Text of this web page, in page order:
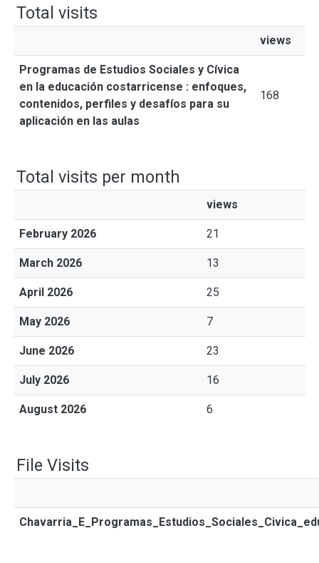
Total visits
views
Programas de Estudios Sociales y Cívica
en la educación costarricense : enfoques,
contenidos, perfiles y desafíos para su
aplicación en las aulas
168
Total visits per month
views
February 2026 21
March 2026 13
April 2026 25
May 2026 7
June 2026 23
July 2026 16
August 2026 6
File Visits